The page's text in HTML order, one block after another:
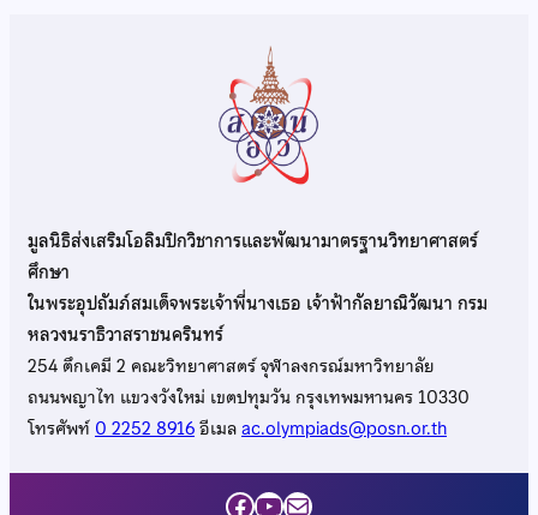
มูลนิธิส่งเสริมโอลิมปิกวิชาการและพัฒนามาตรฐานวิทยาศาสตร์
ศึกษา
ในพระอุปถัมภ์สมเด็จพระเจ้าพี่นางเธอ เจ้าฟ้ากัลยาณิวัฒนา กรม
หลวงนราธิวาสราชนครินทร์
254 ตึกเคมี 2 คณะวิทยาศาสตร์ จุฬาลงกรณ์มหาวิทยาลัย
ถนนพญาไท แขวงวังใหม่ เขตปทุมวัน กรุงเทพมหานคร 10330
โทรศัพท์0 2252 8916อีเมลac.olympiads@posn.or.th
Facebook
YouTube
Mail